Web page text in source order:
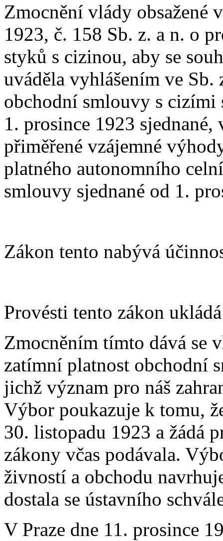
Zmocnění vlády obsažené
1923, č. 158 Sb. z. a n. o
styků s cizinou, aby se
uváděla vyhlášením ve
obchodní smlouvy s cizími
1. prosince 1923
přiměřené vzájemné
platného autonomního
smlouvy sjednané od 1.
Zákon tento nabývá
Provésti tento zákon
Zmocněním tímto dává se
zatímní platnost obchodní
jichž význam pro náš
Výbor poukazuje k tomu,
30. listopadu 1923 a žádá
zákony včas podávala.
živností a obchodu
dostala se ústavního
V Praze dne 11. prosince